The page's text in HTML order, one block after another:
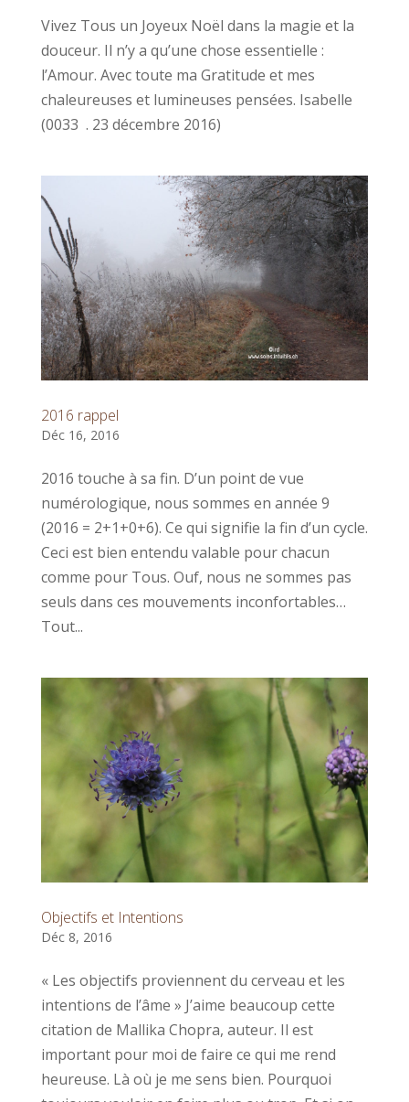
Vivez Tous un Joyeux Noël dans la magie et la
douceur. Il n’y a qu’une chose essentielle :
l’Amour. Avec toute ma Gratitude et mes
chaleureuses et lumineuses pensées. Isabelle
(0033 . 23 décembre 2016)
2016 rappel
Déc 16, 2016
2016 touche à sa fin. D’un point de vue
numérologique, nous sommes en année 9
(2016 = 2+1+0+6). Ce qui signifie la fin d’un cycle.
Ceci est bien entendu valable pour chacun
comme pour Tous. Ouf, nous ne sommes pas
seuls dans ces mouvements inconfortables…
Tout...
Objectifs et Intentions
Déc 8, 2016
« Les objectifs proviennent du cerveau et les
intentions de l’âme » J’aime beaucoup cette
citation de Mallika Chopra, auteur. Il est
important pour moi de faire ce qui me rend
heureuse. Là où je me sens bien. Pourquoi